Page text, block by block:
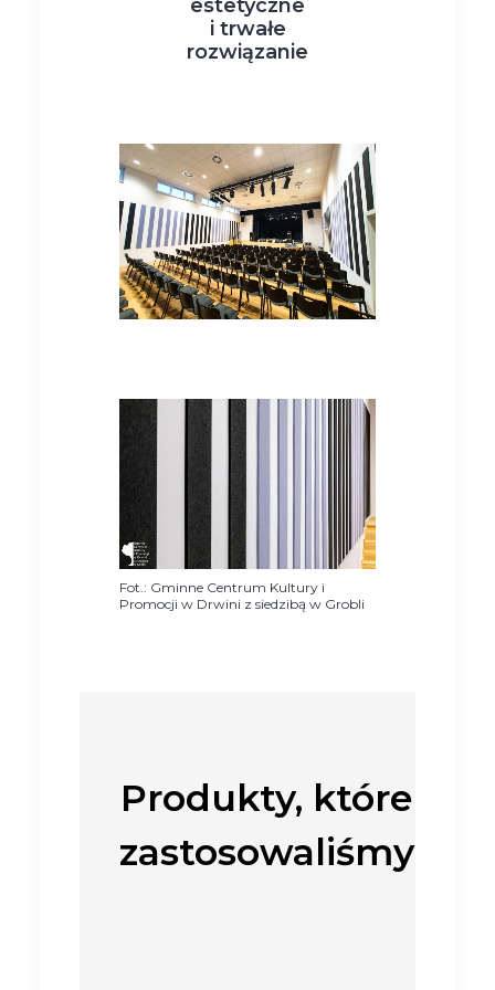
estetyczne
i trwałe
rozwiązanie
Fot.: Gminne Centrum Kultury i
Promocji w Drwini z siedzibą w Grobli
Produkty, które
zastosowaliśmy